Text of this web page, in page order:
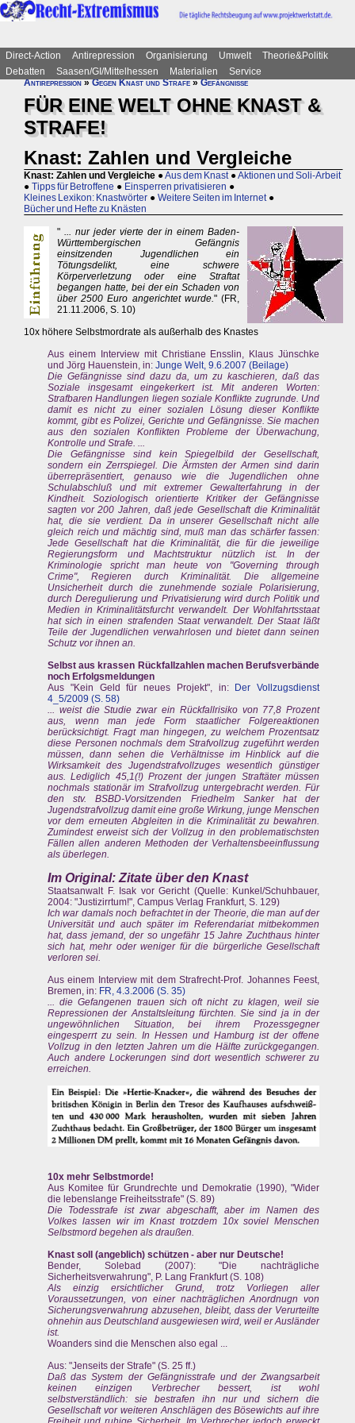
Direct-Action Antirepression Organisierung Umwelt
Theorie&Politik
Debatten
Saasen/GI/Mittelhessen Materialien
Service
Antirepression»Gegen Knast und Strafe»Gefängnisse
FÜR EINE WELT OHNE KNAST &
STRAFE!
Knast: Zahlen und Vergleiche
Knast: Zahlen und Vergleiche ●Aus dem Knast ●Aktionen und Soli-Arbeit
● Tipps für Betroffene ● Einsperren privatisieren ●
Kleines Lexikon: Knastwörter ● Weitere Seiten im Internet ●
Bücher und Hefte zu Knästen
" ... nur jeder vierte der in einem Baden-
Württembergischen Gefängnis
einsitzenden Jugendlichen ein
Tötungsdelikt, eine schwere
Körperverletzung oder eine Straftat
begangen hatte, bei der ein Schaden von
über 2500 Euro angerichtet wurde." (FR,
21.11.2006, S. 10)
10x höhere Selbstmordrate als außerhalb des Knastes
Aus einem Interview mit Christiane Ensslin, Klaus Jünschke
und Jörg Hauenstein, in: Junge Welt, 9.6.2007 (Beilage)
Die Gefängnisse sind dazu da, um zu kaschieren, daß das
Soziale insgesamt eingekerkert ist. Mit anderen Worten:
Strafbaren Handlungen liegen soziale Konflikte zugrunde. Und
damit es nicht zu einer sozialen Lösung dieser Konflikte
kommt, gibt es Polizei, Gerichte und Gefängnisse. Sie machen
aus den sozialen Konflikten Probleme der Überwachung,
Kontrolle und Strafe. ...
Die Gefängnisse sind kein Spiegelbild der Gesellschaft,
sondern ein Zerrspiegel. Die Ärmsten der Armen sind darin
überrepräsentiert, genauso wie die Jugendlichen ohne
Schulabschluß und mit extremer Gewalterfahrung in der
Kindheit. Soziologisch orientierte Kritiker der Gefängnisse
sagten vor 200 Jahren, daß jede Gesellschaft die Kriminalität
hat, die sie verdient. Da in unserer Gesellschaft nicht alle
gleich reich und mächtig sind, muß man das schärfer fassen:
Jede Gesellschaft hat die Kriminalität, die für die jeweilige
Regierungsform und Machtstruktur nützlich ist. In der
Kriminologie spricht man heute von "Governing through
Crime", Regieren durch Kriminalität. Die allgemeine
Unsicherheit durch die zunehmende soziale Polarisierung,
durch Deregulierung und Privatisierung wird durch Politik und
Medien in Kriminalitätsfurcht verwandelt. Der Wohlfahrtsstaat
hat sich in einen strafenden Staat verwandelt. Der Staat läßt
Teile der Jugendlichen verwahrlosen und bietet dann seinen
Schutz vor ihnen an.
Selbst aus krassen Rückfallzahlen machen Berufsverbände
noch Erfolgsmeldungen
Aus "Kein Geld für neues Projekt", in:
Der Vollzugsdienst
4_5/2009 (S. 58)
... weist die Studie zwar ein Rückfallrisiko von 77,8 Prozent
aus, wenn man jede Form staatlicher Folgereaktionen
berücksichtigt. Fragt man hingegen, zu welchem Prozentsatz
diese Personen nochmals dem Strafvollzug zugeführt werden
müssen, dann sehen die Verhältnisse im Hinblick auf die
Wirksamkeit des Jugendstrafvollzuges wesentlich günstiger
aus. Lediglich 45,1(!) Prozent der jungen Straftäter müssen
nochmals stationär im Strafvollzug untergebracht werden. Für
den stv. BSBD-Vorsitzenden Friedhelm Sanker hat der
Jugendstrafvollzug damit eine große Wirkung, junge Menschen
vor dem erneuten Abgleiten in die Kriminalität zu bewahren.
Zumindest erweist sich der Vollzug in den problematischsten
Fällen allen anderen Methoden der Verhaltensbeeinflussung
als überlegen.
Im Original: Zitate über den Knast
Staatsanwalt F. Isak vor Gericht (Quelle: Kunkel/Schuhbauer,
2004: "Justizirrtum!", Campus Verlag Frankfurt, S. 129)
Ich war damals noch befrachtet in der Theorie, die man auf der
Universität und auch später im Referendariat mitbekommen
hat, dass jemand, der so ungefähr 15 Jahre Zuchthaus hinter
sich hat, mehr oder weniger für die bürgerliche Gesellschaft
verloren sei.
Aus einem Interview mit dem Strafrecht-Prof. Johannes Feest,
Bremen, in: FR, 4.3.2006 (S. 35)
... die Gefangenen trauen sich oft nicht zu klagen, weil sie
Repressionen der Anstaltsleitung fürchten. Sie sind ja in der
ungewöhnlichen Situation, bei ihrem Prozessgegner
eingesperrt zu sein. In Hessen und Hamburg ist der offene
Vollzug in den letzten Jahren um die Hälfte zurückgegangen.
Auch andere Lockerungen sind dort wesentlich schwerer zu
erreichen.
10x mehr Selbstmorde!
Aus Komitee für Grundrechte und Demokratie (1990), "Wider
die lebenslange Freiheitsstrafe" (S. 89)
Die Todesstrafe ist zwar abgeschafft, aber im Namen des
Volkes lassen wir im Knast trotzdem 10x soviel Menschen
Selbstmord begehen als draußen.
Knast soll (angeblich) schützen - aber nur Deutsche!
Bender, Solebad (2007): "Die nachträgliche
Sicherheitsverwahrung", P. Lang Frankfurt (S. 108)
Als einzig ersichtlicher Grund, trotz Vorliegen aller
Voraussetzungen, von einer nachträglichen Anordnugn von
Sicherungsverwahrung abzusehen, bleibt, dass der Verurteilte
ohnehin aus Deutschland ausgewiesen wird, weil er Ausländer
ist.
Woanders sind die Menschen also egal ...
Aus: "Jenseits der Strafe" (S. 25 ff.)
Daß das System der Gefängnisstrafe und der Zwangsarbeit
keinen einzigen Verbrecher bessert, ist wohl
selbstverständlich: sie bestrafen ihn nur und sichern die
Gesellschaft vor weiteren Anschlägen des Bösewichts auf ihre